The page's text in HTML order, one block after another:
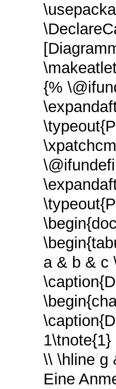
{%
a & b & c
\\ \hline g
Eine